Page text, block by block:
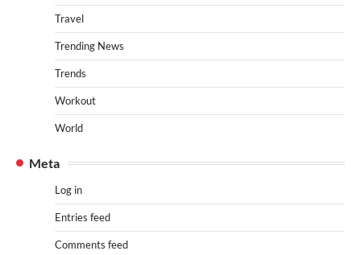
Travel
Trending News
Trends
Workout
World
Meta
Log in
Entries feed
Comments feed